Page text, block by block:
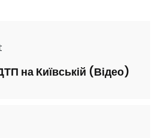
на Київській (Відео)